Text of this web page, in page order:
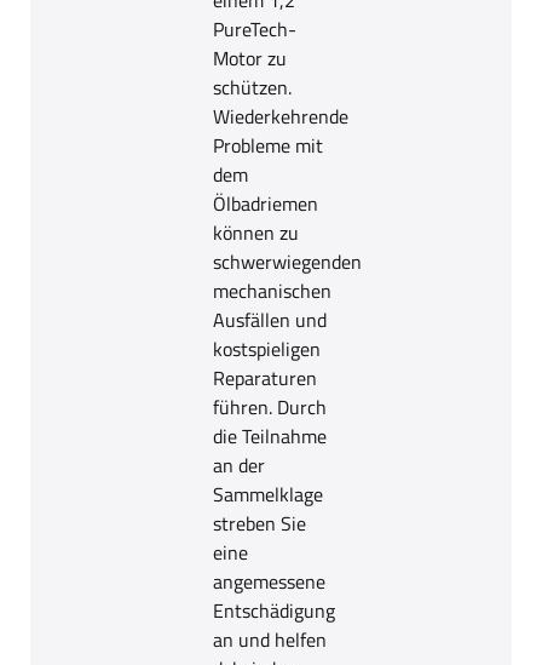
PureTech-
Motor zu
schützen.
Wiederkehrende
Probleme mit
dem
Ölbadriemen
können zu
schwerwiegenden
mechanischen
Ausfällen und
kostspieligen
Reparaturen
führen. Durch
die Teilnahme
an der
Sammelklage
streben Sie
eine
angemessene
Entschädigung
an und helfen